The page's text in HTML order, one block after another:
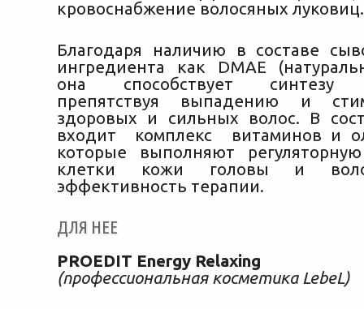
кровоснабжение волосяных луковиц.
Благодаря наличию в составе
ингредиента как DMAE
она способствует синтезу
препятствуя выпадению и
здоровых и сильных волос. В
входит комплекс витаминов и
которые выполняют
клетки кожи головы и
эффективность терапии.
ДЛЯ НЕЕ
PROEDIT Energy Relaxing
(профессиональная косметика LebeL)